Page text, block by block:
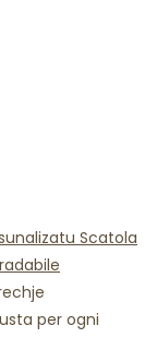
Scatola
per ogni